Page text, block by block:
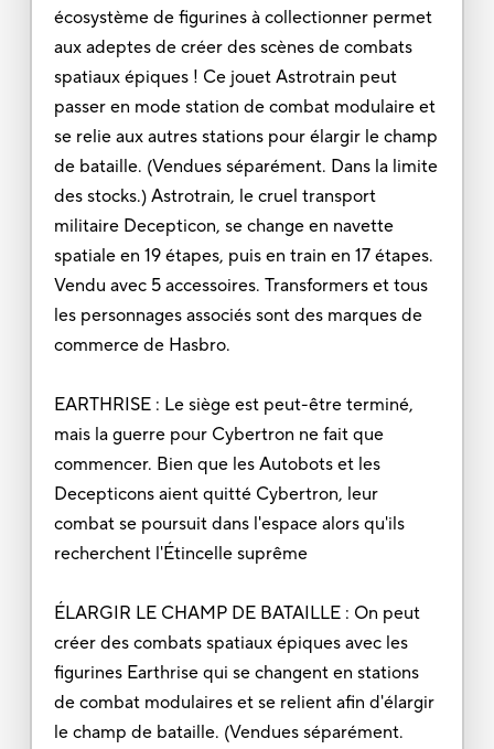
écosystème de figurines à collectionner permet
aux adeptes de créer des scènes de combats
spatiaux épiques ! Ce jouet Astrotrain peut
passer en mode station de combat modulaire et
se relie aux autres stations pour élargir le champ
de bataille. (Vendues séparément. Dans la limite
des stocks.) Astrotrain, le cruel transport
militaire Decepticon, se change en navette
spatiale en 19 étapes, puis en train en 17 étapes.
Vendu avec 5 accessoires. Transformers et tous
les personnages associés sont des marques de
commerce de Hasbro.
EARTHRISE : Le siège est peut-être terminé,
mais la guerre pour Cybertron ne fait que
commencer. Bien que les Autobots et les
Decepticons aient quitté Cybertron, leur
combat se poursuit dans l'espace alors qu'ils
recherchent l'Étincelle suprême
ÉLARGIR LE CHAMP DE BATAILLE : On peut
créer des combats spatiaux épiques avec les
figurines Earthrise qui se changent en stations
de combat modulaires et se relient afin d'élargir
le champ de bataille. (Vendues séparément.